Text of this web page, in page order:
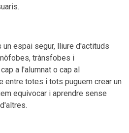
espai segur, lliure d'actituds
trànsfobes i
a l'alumnat o cap al
entre totes i tots puguem crear un
equivocar i aprendre sense